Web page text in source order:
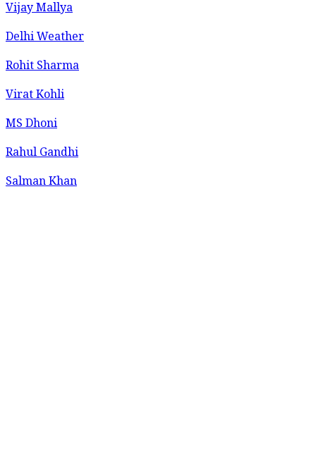
Vijay Mallya
Delhi Weather
Rohit Sharma
Virat Kohli
MS Dhoni
Rahul Gandhi
Salman Khan